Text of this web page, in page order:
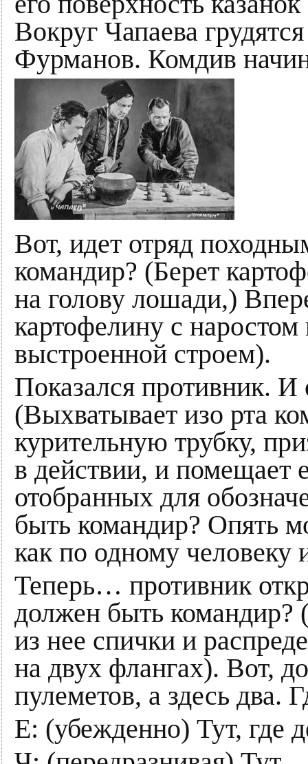
Вокруг Чапаева
Фурманов. Комдив
Вот, идет отряд
командир? (Берет
на голову лошади,)
картофелину с
выстроенной строем).
Показался противник.
(Выхватывает изо рта
курительную трубку,
в действии, и помещает
отобранных для
быть командир? Опять
как по одному человеку
Теперь… противник
должен быть командир?
из нее спички и
на двух флангах). Вот,
пулеметов, а здесь два.
Е: (убежденно) Тут, где